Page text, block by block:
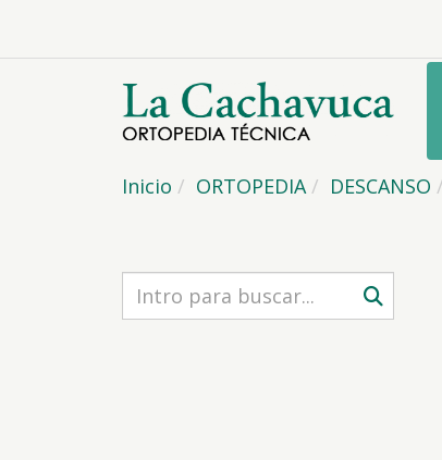
Inicio ORTOPEDIA DESCANSO